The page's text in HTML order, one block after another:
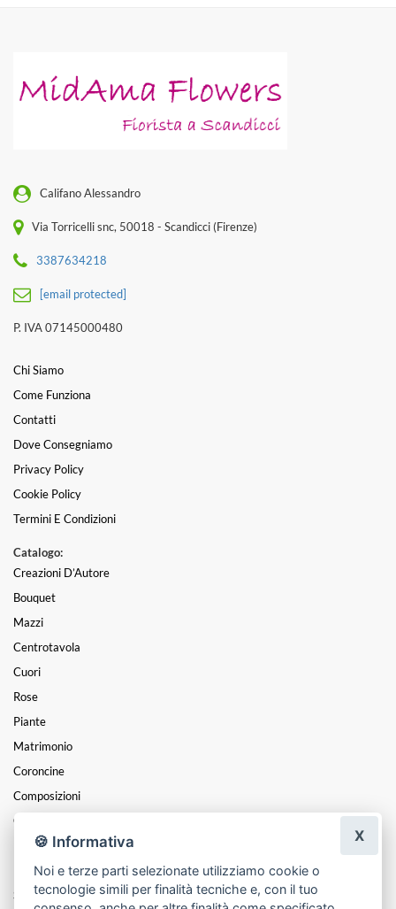
Califano Alessandro
Via Torricelli snc, 50018 - Scandicci (Firenze)
3387634218
[email protected]
P. IVA 07145000480
Chi Siamo
Come Funziona
Contatti
Dove Consegniamo
Privacy Policy
Cookie Policy
Termini E Condizioni
Catalogo:
Creazioni D’Autore
Bouquet
Mazzi
Centrotavola
Cuori
Rose
Piante
Matrimonio
Coroncine
Composizioni
Cesti
Funebre
Festa Della Mamma
San Valentino
🍪 Informativa
Noi e terze parti selezionate utilizziamo cookie o
tecnologie simili per finalità tecniche e, con il tuo
X